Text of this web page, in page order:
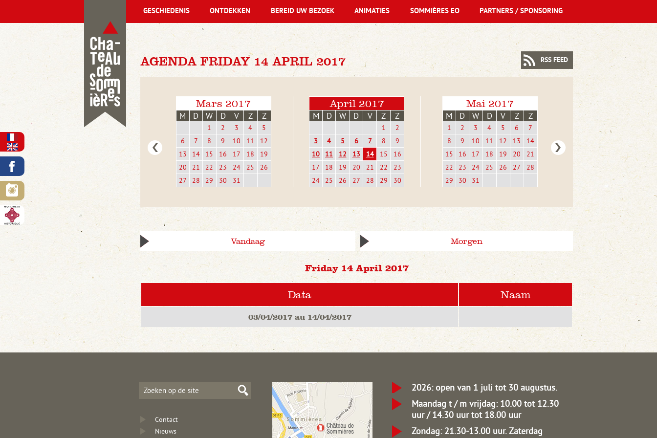
AGENDA FRIDAY 14 APRIL 2017
Mars 2017
M D W D V Z Z
1 2 3 4
5
6
7 8 9 10 11
12
13
14 15 16 17 18
19
20
21 22 23 24 25
26
27
28 29 30 31
April 2017
M D W D V Z Z
1
2
3
4 5 6 7 8
9
10
11 12 13 14 15
16
17
18 19 20 21 22
23
24
25 26 27 28 29 30
Mai 2017
M D W D V Z Z
1 2 3 4 5 6
7
8
9 10 11 12 13
14
15
16 17 18 19 20
21
22
23 24 25 26 27
28
29
30 31
Vandaag Morgen
Friday 14 April 2017
RSS FEED
Data Naam
03/04/2017 au 14/04/2017
GESCHIEDENIS ONTDEKKEN BEREID UW BEZOEK ANIMATIES SOMMIÈRES EO PARTNERS / SPONSORING
Contact
Nieuws
2026: open van 1 juli tot 30 augustus.
Maandag t / m vrijdag: 10.00 tot 12.30
uur / 14.30 uur tot 18.00 uur
Zondag: 21.30-13.00 uur.Zaterdag